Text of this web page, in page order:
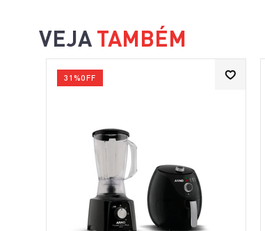
VEJA TAMBÉM
31%OFF